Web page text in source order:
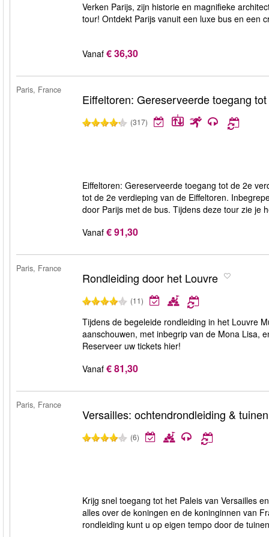
Verken Parijs, zijn historie en magnifieke
tour! Ontdekt Parijs vanuit een luxe bus en een
Vanaf € 36,30
Paris, France
Eiffeltoren: Gereserveerde toegang
(317)
Eiffeltoren: Gereserveerde toegang tot de 2e
tot de 2e verdieping van de Eiffeltoren.
door Parijs met de bus. Tijdens deze tour zie je
Vanaf € 91,30
Paris, France
Rondleiding door het Louvre
(11)
Tijdens de begeleide rondleiding in het Louvre
aanschouwen, met inbegrip van de Mona Lisa,
Reserveer uw tickets hier!
Vanaf € 81,30
Paris, France
Versailles: ochtendrondleiding &
(6)
Krijg snel toegang tot het Paleis van Versailles
alles over de koningen en de koninginnen van
rondleiding kunt u op eigen tempo door de